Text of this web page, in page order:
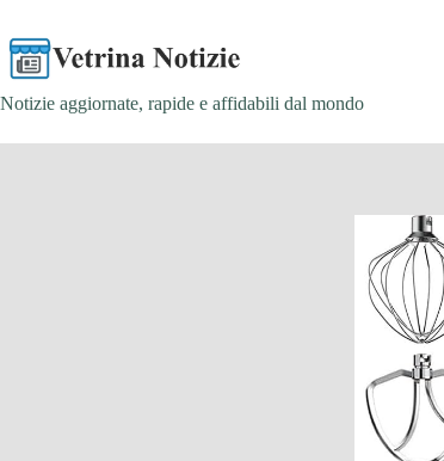
contenuto
Notizie aggiornate, rapide e affidabili dal mondo